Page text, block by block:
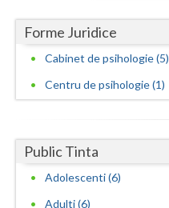
Forme Juridice
Cabinet de psihologie (5)
Centru de psihologie (1)
Public Tinta
Adolescenti (6)
Adulti (6)